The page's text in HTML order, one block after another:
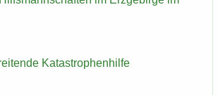
Ka­ta­stro­phen­hil­fe